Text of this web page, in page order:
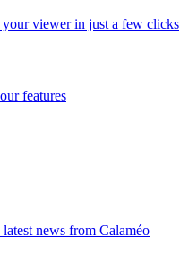
your viewer in just a few clicks
features
news from Calaméo